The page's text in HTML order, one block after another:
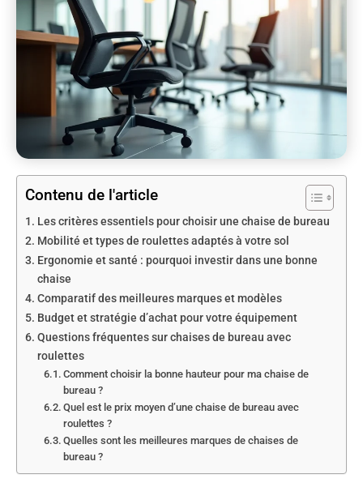
Contenu de l'article
Les critères essentiels pour choisir une chaise de bureau
Mobilité et types de roulettes adaptés à votre sol
Ergonomie et santé : pourquoi investir dans une bonne
chaise
Comparatif des meilleures marques et modèles
Budget et stratégie d’achat pour votre équipement
Questions fréquentes sur chaises de bureau avec
roulettes
Comment choisir la bonne hauteur pour ma chaise de
bureau ?
Quel est le prix moyen d’une chaise de bureau avec
roulettes ?
Quelles sont les meilleures marques de chaises de
bureau ?